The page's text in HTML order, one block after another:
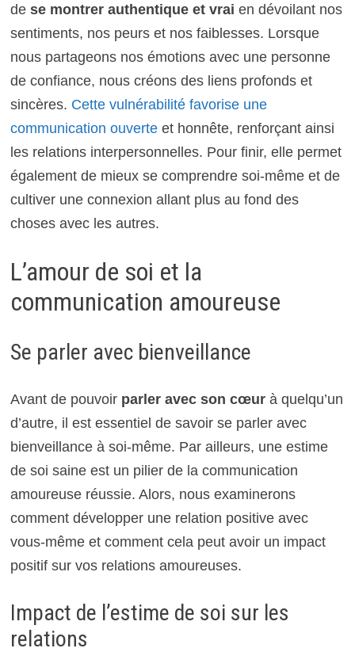
de se montrer authentique et vrai en dévoilant nos
sentiments, nos peurs et nos faiblesses. Lorsque
nous partageons nos émotions avec une personne
de confiance, nous créons des liens profonds et
sincères. Cette vulnérabilité favorise une
communication ouverteet honnête, renforçant ainsi
les relations interpersonnelles. Pour finir, elle permet
également de mieux se comprendre soi-même et de
cultiver une connexion allant plus au fond des
choses avec les autres.
L’amour de soi et la
communication amoureuse
Se parler avec bienveillance
Avant de pouvoir parler avec son cœurà quelqu’un
d’autre, il est essentiel de savoir se parler avec
bienveillance à soi-même. Par ailleurs, une estime
de soi saine est un pilier de la communication
amoureuse réussie. Alors, nous examinerons
comment développer une relation positive avec
vous-même et comment cela peut avoir un impact
positif sur vos relations amoureuses.
Impact de l’estime de soi sur les
relations